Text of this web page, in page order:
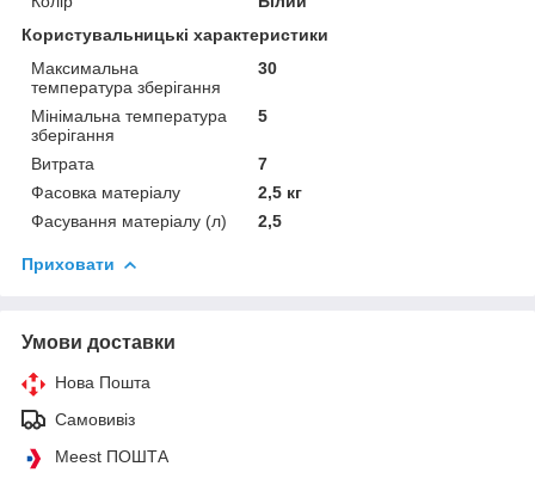
Користувальницькі характеристики
Максимальна
температура зберігання
30
Мінімальна температура
зберігання
5
Витрата
7
Фасовка матеріалу
2,5 кг
Фасування матеріалу (л)
2,5
Приховати
Умови доставки
Нова Пошта
Самовивіз
Meest ПОШТА